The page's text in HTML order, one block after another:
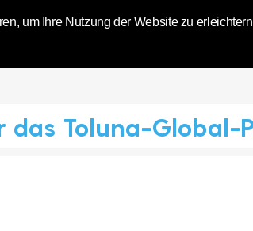
um Ihre Nutzung der Website zu
Toluna-Global-